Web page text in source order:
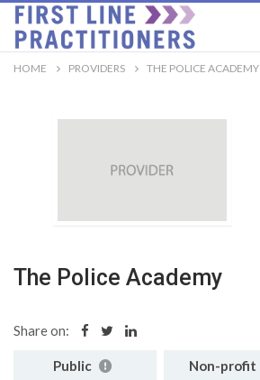
HOME PROVIDERS THE POLICE ACADEMY
The Police Academy
Share on:
Public Non-profit